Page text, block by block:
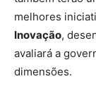
melhores
Inovação,
avaliará a
dimensões.